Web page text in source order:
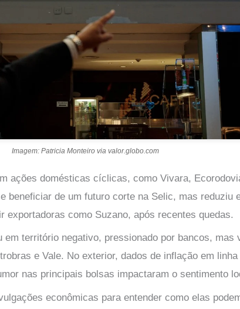
Imagem: Patricia Monteiro via valor.globo.com
ações domésticas cíclicas, como Vivara,
beneficiar de um futuro corte na Selic, mas reduziu
exportadoras como Suzano, após recentes quedas.
em território negativo, pressionado por bancos, mas
e Vale. No exterior, dados de inflação em
nas principais bolsas impactaram o sentimento
econômicas para entender como elas